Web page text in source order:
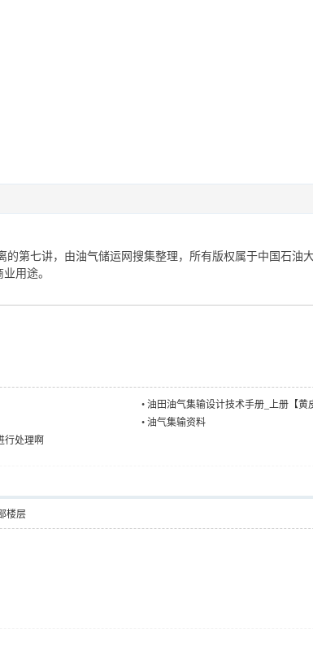
第七讲，由油气储运网搜集整理，所有版权属于中国石油
用途。
• 油田油气集输设计技术手册_上册【黄
• 油气集输资料
行处理啊
楼层